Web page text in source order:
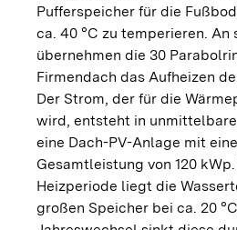
Pufferspeicher für die
ca. 40 °C zu temperieren. An
übernehmen die 30
Firmendach das Aufheizen
Der Strom, der für die
wird, entsteht in
eine Dach-PV-Anlage mit
Gesamtleistung von 120
Heizperiode liegt die
großen Speicher bei ca. 20